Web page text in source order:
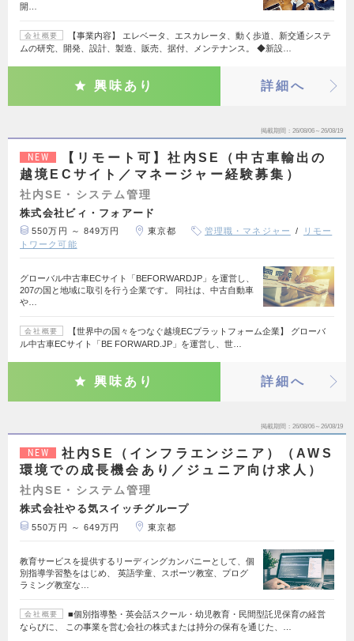
開…
会社概要
【事業内容】 エレベータ、エスカレータ、動く歩道、新交通システ
ムの研究、開発、設計、製造、販売、据付、メンテナンス。 ◆新設…
興味あり 詳細へ
掲載期間 26/08/06～26/08/19
NEW
【リモート可】社内SE（中古車輸出の
越境ECサイト／マネージャー経験募集）
社内SE・システム管理
株式会社ビィ・フォアード
550万円 ～ 849万円 東京都 管理職・マネジャー
リモー
トワーク可能
グローバル中古車ECサイト「BEFORWARDJP」を運営し、
207の国と地域に取引を行う企業です。 同社は、中古自動車
や…
会社概要
【世界中の国々をつなぐ越境ECプラットフォーム企業】 グローバ
ル中古車ECサイト「BE FORWARD.JP」を運営し、世…
興味あり 詳細へ
掲載期間 26/08/06～26/08/19
NEW
社内SE（インフラエンジニア）（AWS
環境での成長機会あり／ジュニア向け求人）
社内SE・システム管理
株式会社やる気スイッチグループ
550万円 ～ 649万円 東京都
教育サービスを提供するリーディングカンパニーとして、個
別指導学習塾をはじめ、 英語学童、スポーツ教室、プログ
ラミング教室な…
会社概要
■個別指導塾・英会話スクール・幼児教育・民間型託児保育の経営
ならびに、 この事業を営む会社の株式または持分の保有を通じた、…